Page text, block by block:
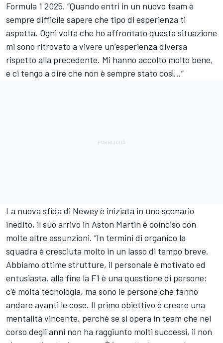
Formula 1 2025. “Quando entri in un nuovo team è
sempre difficile sapere che tipo di esperienza ti
aspetta. Ogni volta che ho affrontato questa situazione
mi sono ritrovato a vivere un’esperienza diversa
rispetto alla precedente. Mi hanno accolto molto bene,
e ci tengo a dire che non è sempre stato così…”
La nuova sfida di Newey è iniziata in uno scenario
inedito, il suo arrivo in Aston Martin è coinciso con
molte altre assunzioni. “In termini di organico la
squadra è cresciuta molto in un lasso di tempo breve.
Abbiamo ottime strutture, il personale è motivato ed
entusiasta, alla fine la F1 è una questione di persone:
c'è molta tecnologia, ma sono le persone che fanno
andare avanti le cose. Il primo obiettivo è creare una
mentalità vincente, perché se si opera in team che nel
corso degli anni non ha raggiunto molti successi, il non